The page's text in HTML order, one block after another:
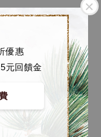
優惠
元回饋金